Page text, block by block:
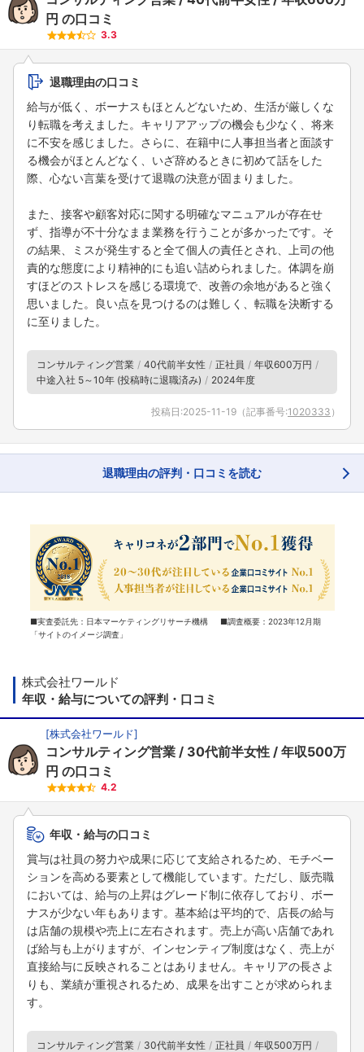
円 の口コミ
3.3
退職理由の口コミ
給与が低く、ボーナスもほとんどないため、生活が厳しくな
り転職を考えました。キャリアアップの機会も少なく、将来
に不安を感じました。さらに、在籍中に人事担当者と面談す
る機会がほとんどなく、いざ辞めるときに初めて話をした
際、心ない言葉を受けて退職の決意が固まりました。
また、接客や顧客対応に関する明確なマニュアルが存在せ
ず、指導が不十分なまま業務を行うことが多かったです。そ
の結果、ミスが発生すると全て個人の責任とされ、上司の他
責的な態度により精神的にも追い詰められました。体調を崩
すほどのストレスを感じる環境で、改善の余地があると強く
思いました。良い点を見つけるのは難しく、転職を決断する
に至りました。
コンサルティング営業 40代前半女性 正社員
年収600万円
中途入社 5～10年 (投稿時に退職済み)
2024年度
投稿日:2025-11-19 （記事番号:1020333 ）
退職理由の評判・口コミを読む
■実査委託先：日本マーケティングリサーチ機構 ■調査概要：2023年12月期
「サイトのイメージ調査」
株式会社ワールド
年収・給与についての評判・口コミ
[株式会社ワールド]
コンサルティング営業 30代前半女性
年収500万
円 の口コミ
4.2
年収・給与の口コミ
賞与は社員の努力や成果に応じて支給されるため、モチベー
ションを高める要素として機能しています。ただし、販売職
においては、給与の上昇はグレード制に依存しており、ボー
ナスが少ない年もあります。基本給は平均的で、店長の給与
は店舗の規模や売上に左右されます。売上が高い店舗であれ
ば給与も上がりますが、インセンティブ制度はなく、売上が
直接給与に反映されることはありません。キャリアの長さよ
りも、業績が重視されるため、成果を出すことが求められま
す。
コンサルティング営業 30代前半女性 正社員
年収500万円